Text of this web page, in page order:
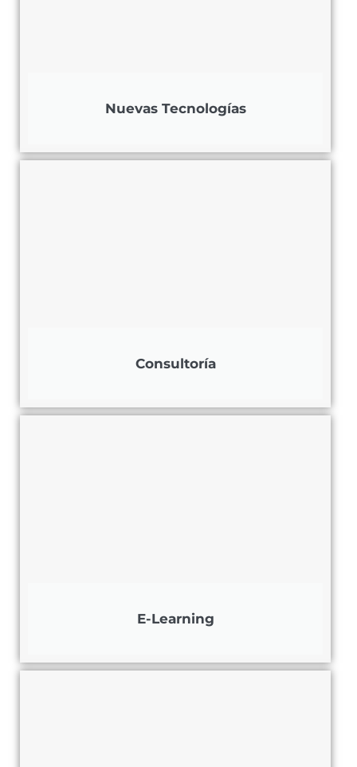
Nuevas Tecnologías
Consultoría
E-Learning